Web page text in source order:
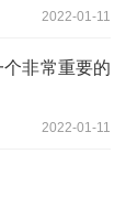
2022-01-11
非常重要的
2022-01-11